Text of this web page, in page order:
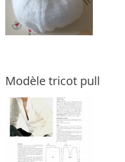
Modèle tricot pull